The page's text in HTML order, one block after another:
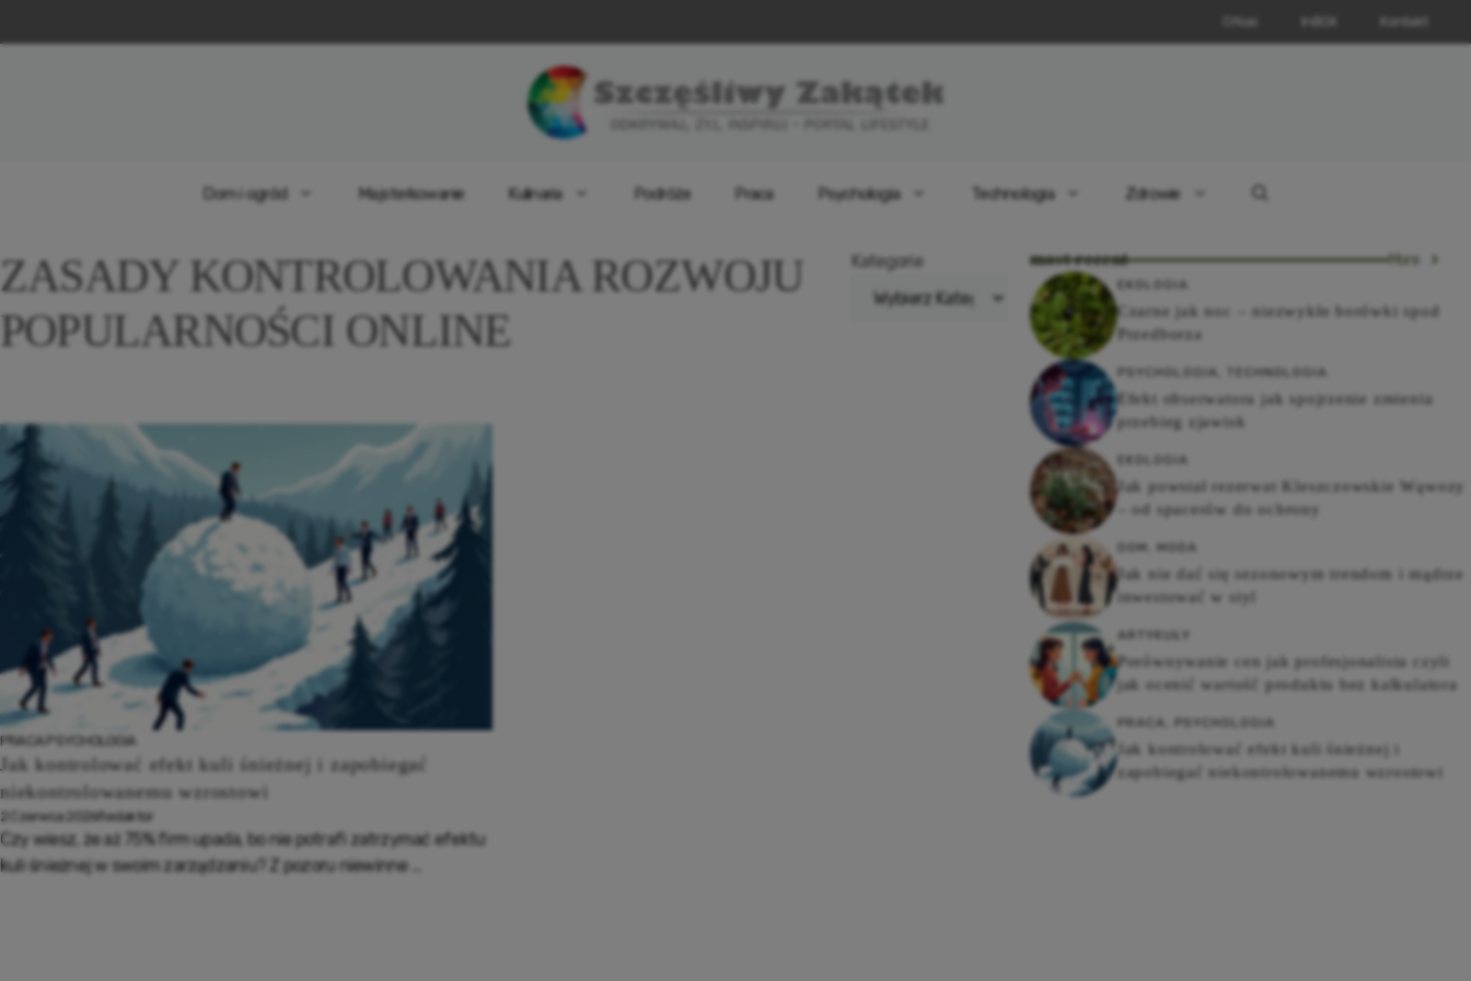
do
O Nas Kontakt
Dom i ogród Majsterkowanie Kulinaria Podróże Praca Psychologia Technologia Zdrowie
ZASADY KONTROLOWANIA ROZWOJU
POPULARNOŚCI ONLINE
Kategorie
PRACA PSYCHOLOGIA
Jak kontrolować efekt kuli śnieżnej i zapobiegać
niekontrolowanemu wzrostowi
2 Czerwca 2026Redaktor
Czy wiesz, że aż 75% firm upada, bo nie potrafi zatrzymać efektu
kuli śnieżnej w swoim zarządzaniu? Z pozoru niewinne ...
most recent More
EKOLOGIA
Czarne jak noc – niezwykłe borówki spod
Przedborza
TECHNOLOGIA
Efekt obserwatora jak spojrzenie zmienia
przebieg zjawisk
EKOLOGIA
Jak powstał rezerwat Kleszczowskie Wąwozy
– od spacerów do ochrony
DOM MODA
Jak nie dać się sezonowym trendom i mądrze
inwestować w styl
ARTYKUŁY
Porównywanie cen jak profesjonalista czyli
jak ocenić wartość produktu bez kalkulatora
Jak kontrolować efekt kuli śnieżnej i
zapobiegać niekontrolowanemu wzrostowi